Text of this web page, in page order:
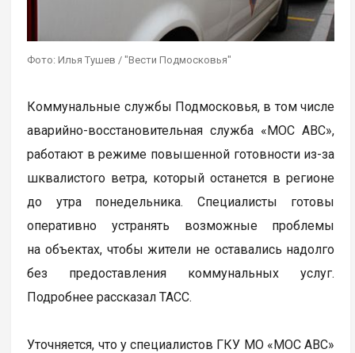
Фото: Илья Тушев / "Вести Подмосковья"
Коммунальные службы Подмосковья, в том числе
аварийно-восстановительная служба «МОС АВС»,
работают в режиме повышенной готовности из-за
шквалистого ветра, который останется в регионе
до утра понедельника. Специалисты готовы
оперативно устранять возможные проблемы
на объектах, чтобы жители не оставались надолго
без предоставления коммунальных услуг.
Подробнее рассказал ТАСС.
Уточняется, что у специалистов ГКУ МО «МОС АВС»